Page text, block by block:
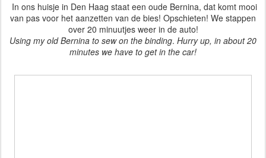
In ons huisje in Den Haag staat een oude Bernina, dat komt mooi
van pas voor het aanzetten van de bies! Opschieten! We stappen
over 20 minuutjes weer in de auto!
Using my old Bernina to sew on the binding. Hurry up, in about 20
minutes we have to get in the car!